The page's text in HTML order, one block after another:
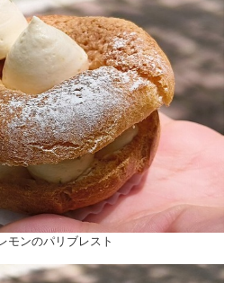
モンのパリブレスト